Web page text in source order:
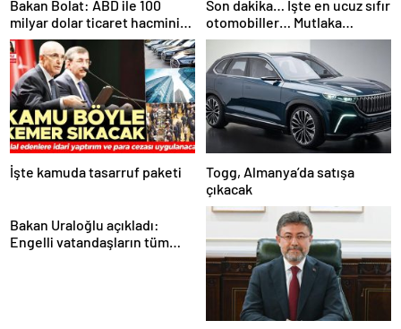
Bakan Bolat: ABD ile 100
milyar dolar ticaret hacmini
gerçekleştirebiliriz
Son dakika… İşte en ucuz sıfır
otomobiller… Mutlaka
pazarlık edin
İşte kamuda tasarruf paketi
Togg, Almanya’da satışa
çıkacak
Bakan Uraloğlu açıkladı:
Engelli vatandaşların tüm